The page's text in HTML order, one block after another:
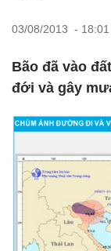
03/08/2013 - 18:01
Bão đã vào
đới và gây